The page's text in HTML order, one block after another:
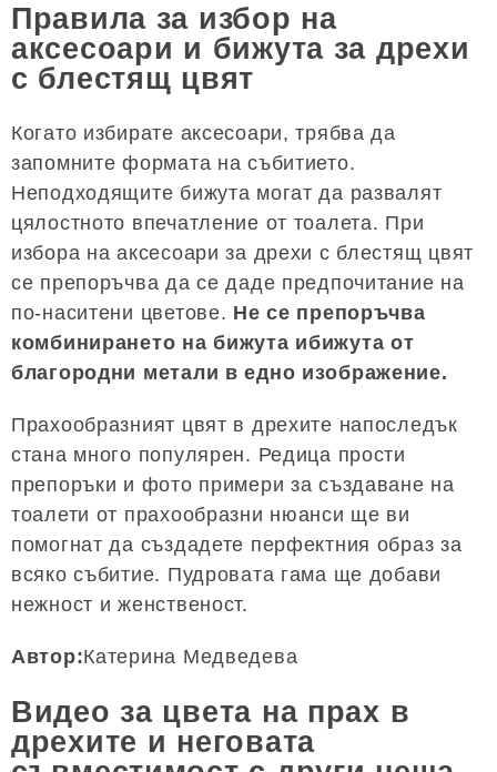
Правила за избор на
аксесоари и бижута за дрехи
с блестящ цвят
Когато избирате аксесоари, трябва да
запомните формата на събитието.
Неподходящите бижута могат да развалят
цялостното впечатление от тоалета. При
избора на аксесоари за дрехи с блестящ цвят
се препоръчва да се даде предпочитание на
по-наситени цветове. Не се препоръчва
комбинирането на бижута ибижута от
благородни метали в едно изображение.
Прахообразният цвят в дрехите напоследък
стана много популярен. Редица прости
препоръки и фото примери за създаване на
тоалети от прахообразни нюанси ще ви
помогнат да създадете перфектния образ за
всяко събитие. Пудровата гама ще добави
нежност и женственост.
Автор:Катерина Медведева
Видео за цвета на прах в
дрехите и неговата